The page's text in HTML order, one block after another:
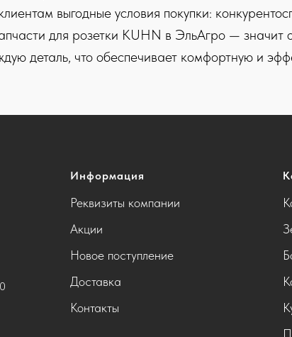
выгодные условия покупки:
для розетки KUHN в ЭльАгро — значит
деталь, что обеспечивает комфортную и
Информация
Реквизиты компании
Акции
Новое поступление
Доставка
Контакты